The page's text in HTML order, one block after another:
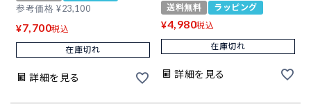
参考価格 ¥23,100
¥7,700税込
在庫切れ
詳細を見る
送料無料 ラッピング
¥4,980税込
在庫切れ
詳細を見る